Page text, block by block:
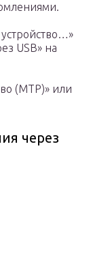
USB» на
(MTP)» или
через